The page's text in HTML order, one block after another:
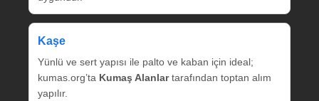
Kaşe
Yünlü ve sert yapısı ile palto ve kaban için ideal;
kumas.org’ta Kumaş Alanlartarafından toptan alım
yapılır.